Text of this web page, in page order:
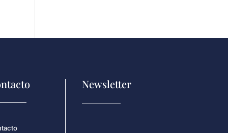
Newsletter